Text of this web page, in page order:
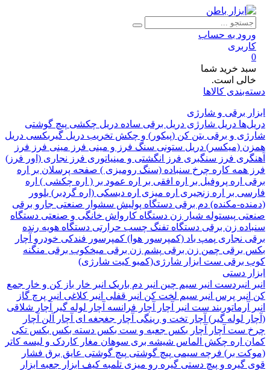
به حساب
خرید شما
است.
کالاها
برقی و شارژی
دریل شارژیدریل برقی ساده دریل چکشیپیچ گوشتی
و برقی بتن کن (پیکور) و چکش تخریبدریل گیربکسیدریل
(میکسر)دریل ستونیسنگ فرز و مینی فرز مینی فرز فرز
فرز سنگبریفرز انگشتی و مینیاتوریفرز نجاری (اور فرز)
کاره چرخ سنباده (سنگ رومیزی )صفحه پرسلان براره
اره پروفیل براره افقی براره عمود بر ( اره چکشی )اره
براره زنجیریاره میزیاره دیسکی (اره گردبر)بلوور
مکنده)دم برقی دستگاه پولیشسشوار صنعتیجارو برقی
پیستولهشیار زندستگاه کارواش خانگی و صنعتیدستگاه
زن برقی دستگاه تفنگ چسب حرارتی دستگاه هویه رنده
نجاریپمپ باد (کمپرسور هوا) کمپرسور فندکی خودروآچار
چمن زن برقی پشم زن برقی میخکوب برقی منگنه
ست ابزار شارژی(کمبو کیت شارژی)
دستی
انبر سیم چین انبر دم باریکانبر خار باز کن و خار جمع
پرس انبر سیم لخت کنانبر قفلی انبر کلاغیانبر پرچگاز
ست انبرآچار آچار فرانسه آچار لوله گیرآچار شلاقی
لوله گیر)آچار تخت و رینگی آچار جغجغه ایآچار آلنآچار
ست آچارآچار بکس جعبه و ست بکس دسته بکس بکس تکی
ارهچکشالماس شیشه بریسوهانمغار کاردک و لیسه کاتر
بر)فرچه سیمیپیچ‌ گوشتیپیچ گوشتی عایق برق فشار
گیره و پیچ دستیگیره رو میزیتلمبه کیف ابزار جعبه ابزار